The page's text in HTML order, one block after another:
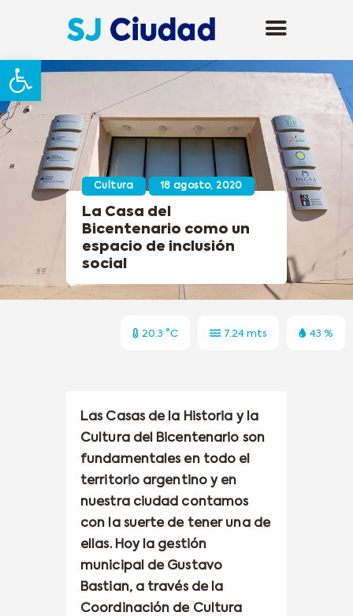
Abrir barra de herramientas
Cultura 18 agosto, 2020
La Casa del
Bicentenario como un
espacio de inclusión
social
20.3 °C 7.24 mts 43 %
Las Casas de la Historia y la
Cultura del Bicentenario son
fundamentales en todo el
territorio argentino y en
nuestra ciudad contamos
con la suerte de tener una de
ellas. Hoy la gestión
municipal de Gustavo
Bastian, a través de la
Coordinación de Cultura